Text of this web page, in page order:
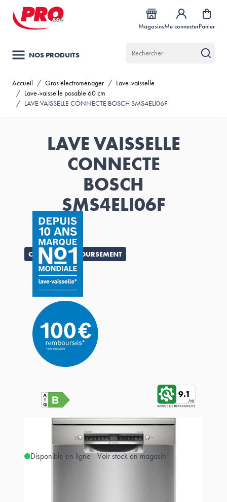
Allez au contenu
MagasinsMe connecterPanier
NOS PRODUITS
Accueil / Gros électroménager / Lave-vaisselle
/ Lave-vaisselle posable 60 cm
/ LAVE VAISSELLE CONNECTE BOSCH SMS4ELI06F
LAVE VAISSELLE
CONNECTE
BOSCH
SMS4ELI06F
OFFRE DE REMBOURSEMENT
9.1
Disponible en ligne - Voir stock en magasin